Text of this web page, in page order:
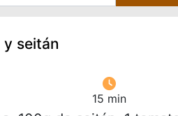
y seitán
15 min